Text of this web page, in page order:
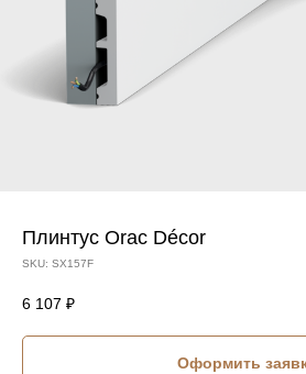
Плинтус Orac Décor
SKU: SX157F
6 107 ₽
Оформить